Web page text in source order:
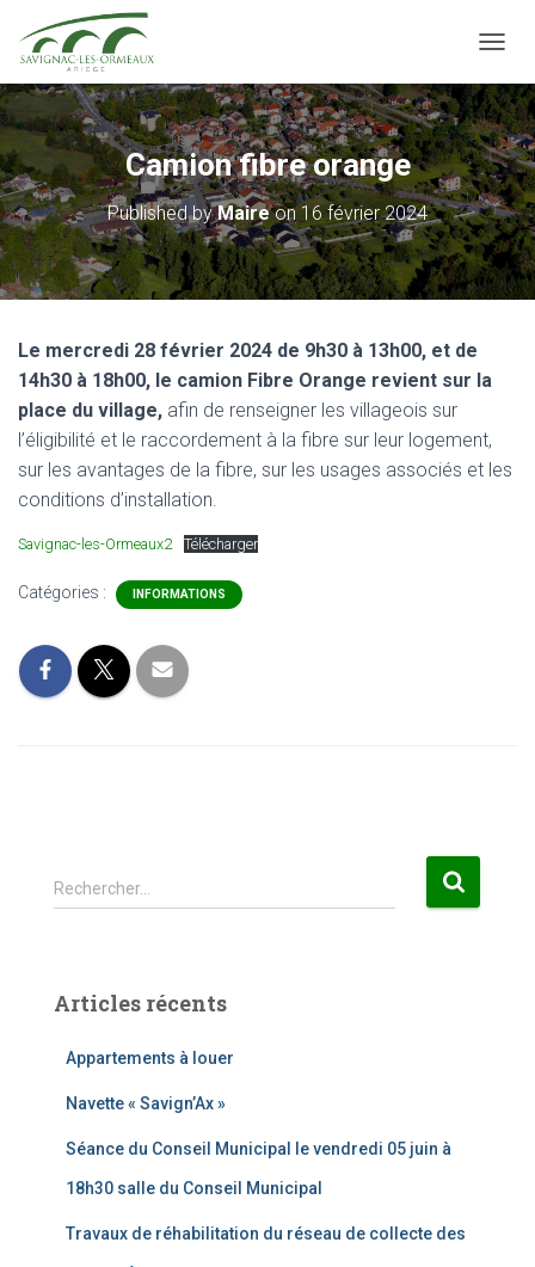
Camion fibre orange
Published byMaireon16 février 2024
Le mercredi 28 février 2024 de 9h30 à 13h00, et de
14h30 à 18h00, le camion Fibre Orange revient sur la
place du village, afin de renseigner les villageois sur
l’éligibilité et le raccordement à la fibre sur leur logement,
sur les avantages de la fibre, sur les usages associés et les
conditions d’installation.
Savignac-les-Ormeaux2 Télécharger
Catégories : INFORMATIONS
R
e
r
Rechercher…
Articles récents
Appartements à louer
Navette « Savign’Ax »
Séance du Conseil Municipal le vendredi 05 juin à
18h30 salle du Conseil Municipal
Travaux de réhabilitation du réseau de collecte des